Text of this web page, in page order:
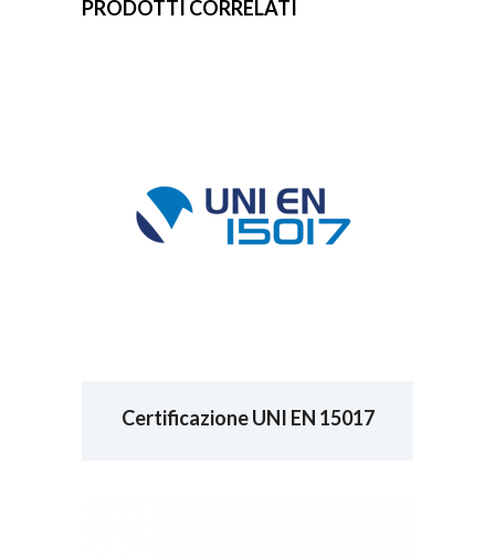
PRODOTTI CORRELATI
Certificazione UNI EN 15017